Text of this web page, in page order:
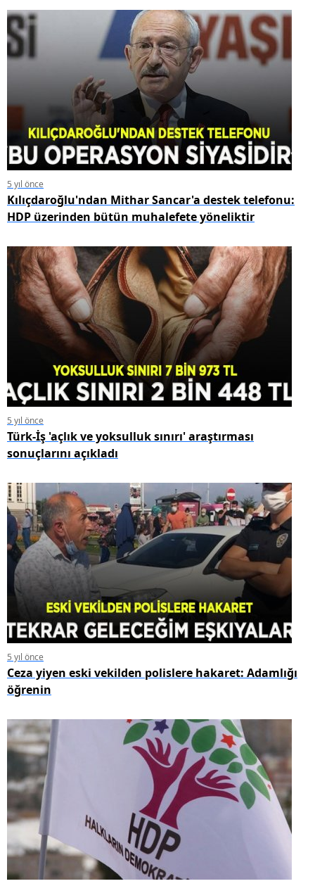
5 yıl önce
Kılıçdaroğlu'ndan Mithar Sancar'a destek telefonu:
HDP üzerinden bütün muhalefete yöneliktir
5 yıl önce
Türk-İş 'açlık ve yoksulluk sınırı' araştırması
sonuçlarını açıkladı
5 yıl önce
Ceza yiyen eski vekilden polislere hakaret: Adamlığı
öğrenin